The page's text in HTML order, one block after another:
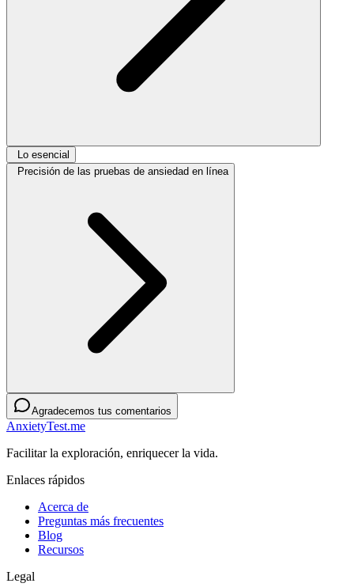
Lo esencial
Precisión de las pruebas de ansiedad en línea
Agradecemos tus comentarios
AnxietyTest.me
Facilitar la exploración, enriquecer la vida.
Enlaces rápidos
Acerca de
Preguntas más frecuentes
Blog
Recursos
Legal